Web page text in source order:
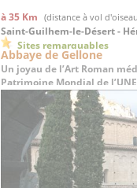
à 35 Km (distance à vol
Saint-Guilhem-le-Désert -
Sites remarquables
Abbaye de Gellone
Un joyau de l’Art Roman
Patrimoine Mondial de